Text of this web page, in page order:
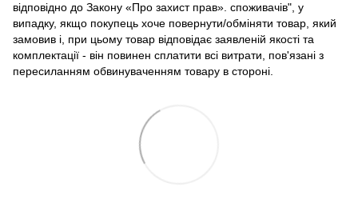
відповідно до Закону «Про захист прав». споживачів", у
випадку, якщо покупець хоче повернути/обміняти товар, який
замовив і, при цьому товар відповідає заявленій якості та
комплектації - він повинен сплатити всі витрати, пов'язані з
пересиланням обвинуваченням товару в стороні.